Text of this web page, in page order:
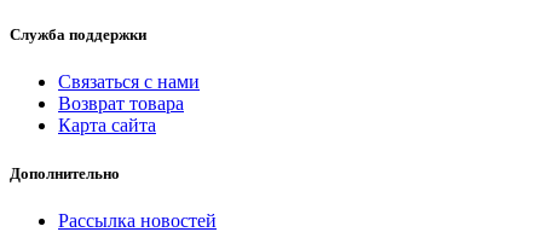
Служба поддержки
Связаться с нами
Возврат товара
Карта сайта
Дополнительно
Рассылка новостей